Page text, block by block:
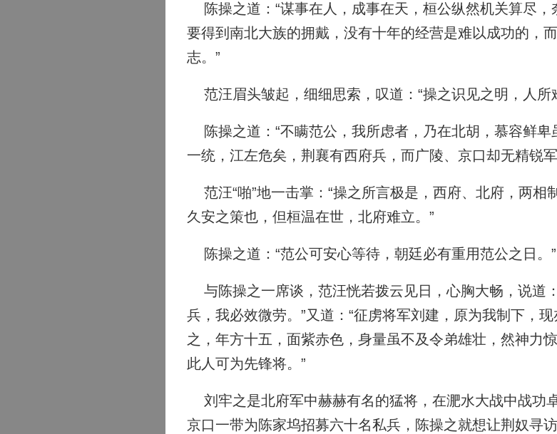
陈操之道：“谋事在人，成事在天，桓公纵然机关算尽，
要得到南北大族的拥戴，没有十年的经营是难以成功的，
志。”
范汪眉头皱起，细细思索，叹道：“操之识见之明，人所
陈操之道：“不瞒范公，我所虑者，乃在北胡，慕容鲜卑
一统，江左危矣，荆襄有西府兵，而广陵、京口却无精锐
范汪“啪”地一击掌：“操之所言极是，西府、北府，两相
久安之策也，但桓温在世，北府难立。”
陈操之道：“范公可安心等待，朝廷必有重用范公之日。”
与陈操之一席谈，范汪恍若拨云见日，心胸大畅，说道
兵，我必效微劳。”又道：“征虏将军刘建，原为我制下，
之，年方十五，面紫赤色，身量虽不及令弟雄壮，然神力
此人可为先锋将。”
刘牢之是北府军中赫赫有名的猛将，在淝水大战中战功
京口一带为陈家坞招募六十名私兵，陈操之就想让荆奴寻